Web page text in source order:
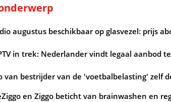
augustus beschikbaar op glasvezel: prijs
in trek: Nederlander vindt legaal aanbod
van bestrijder van de 'voetbalbelasting' zelf
en Ziggo beticht van brainwashen en